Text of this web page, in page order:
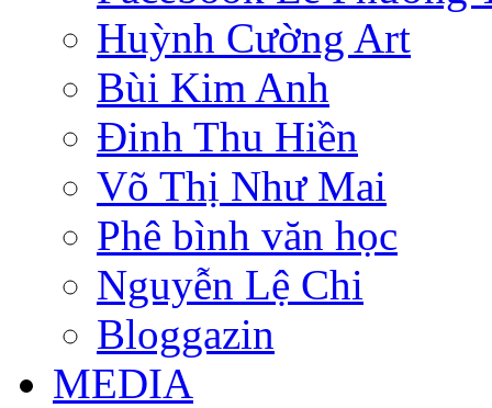
Huỳnh Cường Art
Bùi Kim Anh
Đinh Thu Hiền
Võ Thị Như Mai
Phê bình văn học
Nguyễn Lệ Chi
Bloggazin
MEDIA